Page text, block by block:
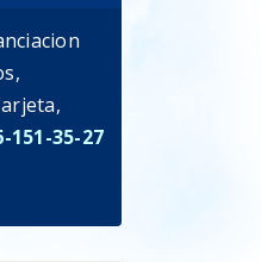
151-35-27